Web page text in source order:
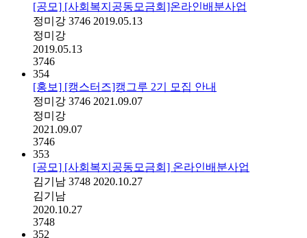
[공모] [사회복지공동모금회]온라인배분사업
정미강 3746 2019.05.13
정미강
2019.05.13
3746
354
[홍보] [캥스터즈]캥그루 2기 모집 안내
정미강 3746 2021.09.07
정미강
2021.09.07
3746
353
[공모] [사회복지공동모금회] 온라인배분사업
김기남 3748 2020.10.27
김기남
2020.10.27
3748
352